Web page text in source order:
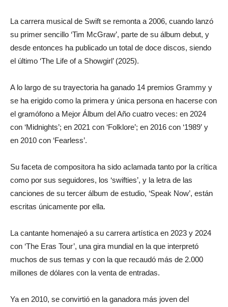
La carrera musical de Swift se remonta a 2006, cuando lanzó
su primer sencillo ‘Tim McGraw’, parte de su álbum debut, y
desde entonces ha publicado un total de doce discos, siendo
el último ‘The Life of a Showgirl’ (2025).
A lo largo de su trayectoria ha ganado 14 premios Grammy y
se ha erigido como la primera y única persona en hacerse con
el gramófono a Mejor Álbum del Año cuatro veces: en 2024
con ‘Midnights’; en 2021 con ‘Folklore’; en 2016 con ‘1989’ y
en 2010 con ‘Fearless’.
Su faceta de compositora ha sido aclamada tanto por la crítica
como por sus seguidores, los ‘swifties’, y la letra de las
canciones de su tercer álbum de estudio, ‘Speak Now’, están
escritas únicamente por ella.
La cantante homenajeó a su carrera artística en 2023 y 2024
con ‘The Eras Tour’, una gira mundial en la que interpretó
muchos de sus temas y con la que recaudó más de 2.000
millones de dólares con la venta de entradas.
Ya en 2010, se convirtió en la ganadora más joven del